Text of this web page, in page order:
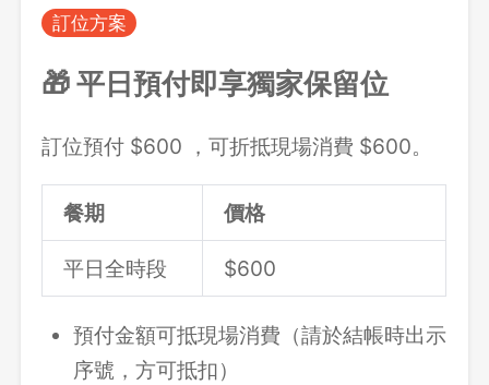
訂位方案
🎁 平日預付即享獨家保留位
訂位預付 $600 ，可折抵現場消費 $600。
餐期 價格
平日全時段 $600
預付金額可抵現場消費（請於結帳時出示
序號，方可抵扣）